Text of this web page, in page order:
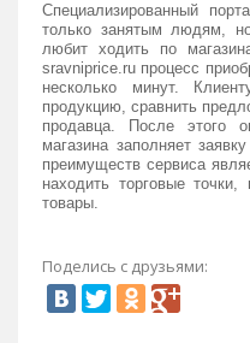
Специализированный
только занятым людям,
любит ходить по
sravniprice.ru процесс
несколько минут.
продукцию, сравнить
продавца. После этого
магазина заполняет
преимуществ сервиса
находить торговые
товары.
Поделись с друзьями: